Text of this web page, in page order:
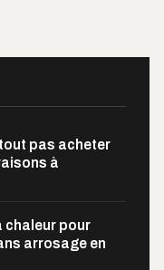
pas acheter
à
chaleur pour
arrosage en